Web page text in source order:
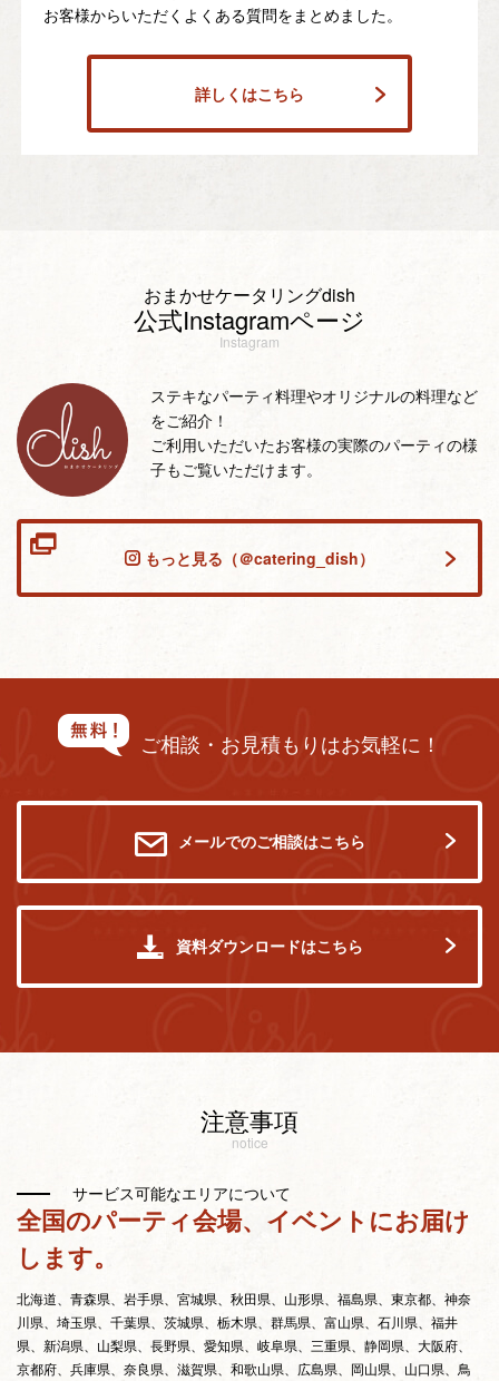
お客様からいただくよくある質問をまとめました。
詳しくはこちら
おまかせケータリングdish
公式Instagramページ
Instagram
ステキなパーティ料理やオリジナルの料理など
をご紹介！
ご利用いただいたお客様の実際のパーティの様
子もご覧いただけます。
もっと見る（＠catering_dish）
ご相談・お見積もりはお気軽に！
メールでのご相談はこちら
資料ダウンロードはこちら
注意事項
notice
サービス可能なエリアについて
全国のパーティ会場、イベントにお届け
します。
北海道、青森県、岩手県、宮城県、秋田県、山形県、福島県、東京都、神奈
川県、埼玉県、千葉県、茨城県、栃木県、群馬県、富山県、石川県、福井
県、新潟県、山梨県、長野県、愛知県、岐阜県、三重県、静岡県、大阪府、
京都府、兵庫県、奈良県、滋賀県、和歌山県、広島県、岡山県、山口県、鳥